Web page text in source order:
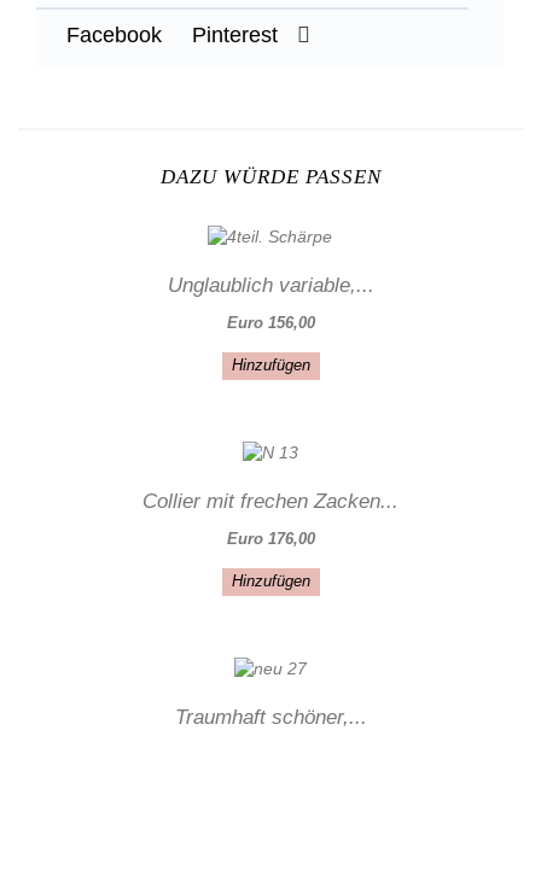
Facebook Pinterest
DAZU WÜRDE PASSEN
Unglaublich variable,...
Euro 156,00
Hinzufügen
Collier mit frechen Zacken...
Euro 176,00
Hinzufügen
Traumhaft schöner,...